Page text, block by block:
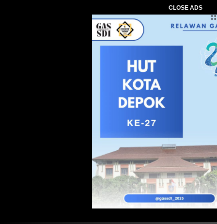
CLOSE ADS